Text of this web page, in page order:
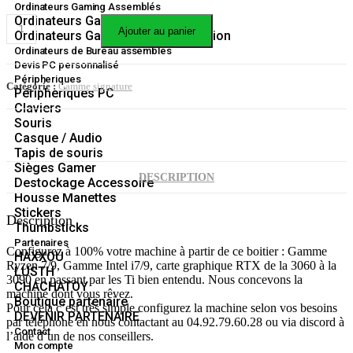
Ordinateurs Gaming Assemblés
Ordinateurs Gaming
Ordinateurs Gaming Gamme Création
Ordinateurs de Bureau assemblés
Devis PC personnalisé
Péripheriques
Péripheriques PC
Claviers
Souris
Casque / Audio
Tapis de souris
Sièges Gamer
Destockage Accessoire
Housse Manettes
Stickers
Thumbsticks
Partenaires
HAXXOU
LUSTH
CHACHATOY
Boutique partenaire
DEVENIR PARTENAIRE
Contact
Mon compte
Ajouter au panier
Catégorie :Gamme signature
DESCRIPTION
Description
Configurez à 100% votre machine à partir de ce boitier : Gamme
Ryzen 7/9, Gamme Intel i7/9, carte graphique RTX de la 3060 à la
3090 en passant par les Ti bien entendu. Nous concevons la
machine dont vous rêvez.
Pour cela c’est très simple configurez la machine selon vos besoins
par téléphone en nous contactant au 04.92.79.60.28 ou via discord à
l’aide d’un de nos conseillers.